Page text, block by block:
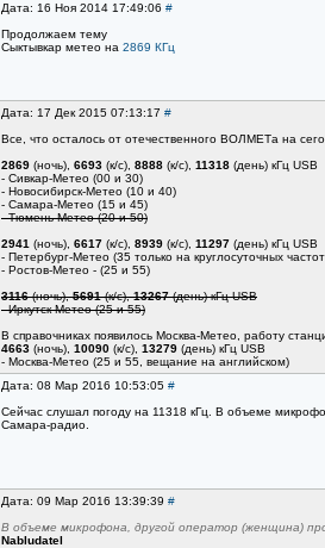
Дата: 16 Ноя 2014 17:49:06 #
Продолжаем тему
Сыктывкар метео на 2869 КГц
Дата: 17 Дек 2015 07:13:17 #
Все, что осталось от отечественного ВОЛМЕТа на
2869 (ночь), 6693 (к/с), 8888 (к/с), 11318 (день) кГц USB
- Сивкар-Метео (00 и 30)
- Новосибирск-Метео (10 и 40)
- Самара-Метео (15 и 45)
- Тюмень-Метео (20 и 50)
2941 (ночь), 6617 (к/с), 8939 (к/с), 11297 (день) кГц USB
- Петербург-Метео (35 только на круглосуточных
- Ростов-Метео - (25 и 55)
3116(ночь),5691(к/с),13267(день) кГц USB
- Иркутск-Метео (25 и 55)
В справочниках появилось Москва-Метео, работу
4663 (ночь), 10090 (к/с), 13279 (день) кГц USB
- Москва-Метео (25 и 55, вещание на английском)
Дата: 08 Мар 2016 10:53:05 #
Сейчас слушал погоду на 11318 кГц. В объеме
Самара-радио.
Дата: 09 Мар 2016 13:39:39 #
В объеме микрофона, другой оператор (женщина)
Nabludatel